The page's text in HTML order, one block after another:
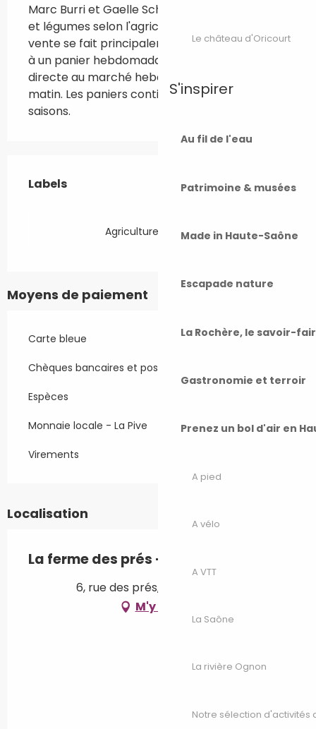
Le château d'Oricourt
S'inspirer
Au fil de l'eau
Patrimoine & musées
Made in Haute-Saône
Escapade nature
La Rochère, le savoir-
Gastronomie et terroir
Prenez un bol d'air en
A pied
A vélo
A VTT
La Saône
La rivière Ognon
Notre sélection d'activités
Marc Burri et Gaelle Scheffler cultivent fruits
et légumes selon l'agriculture paysanne. La
vente se fait principalement par abonnement
à un panier hebdomadaire mais aussi en vente
directe au marché hebdomadaire le vendredi
matin. Les paniers contiennent les légumes de
saisons.
Labels
Labels
Agriculture Biologique
Moyens de paiement
Carte bleue
Chèques bancaires et postaux
Espèces
Monnaie locale - La Pive
Virements
Localisation
La ferme des prés - Agriculture bio
6, rue des prés, 70120 Theuley
M'y rendre